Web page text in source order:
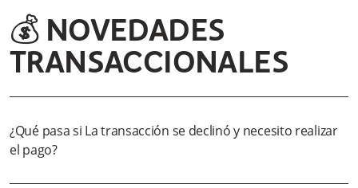
💰 NOVEDADES
TRANSACCIONALES
¿Qué pasa si La transacción se declinó y necesito realizar
el pago?